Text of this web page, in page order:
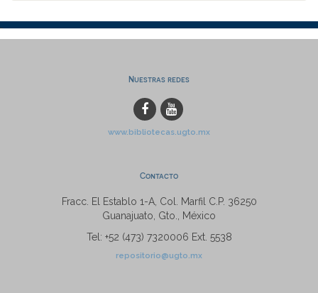
Nuestras redes
www.bibliotecas.ugto.mx
Contacto
Fracc. El Establo 1-A, Col. Marfil C.P. 36250
Guanajuato, Gto., México
Tel: +52 (473) 7320006 Ext. 5538
repositorio@ugto.mx